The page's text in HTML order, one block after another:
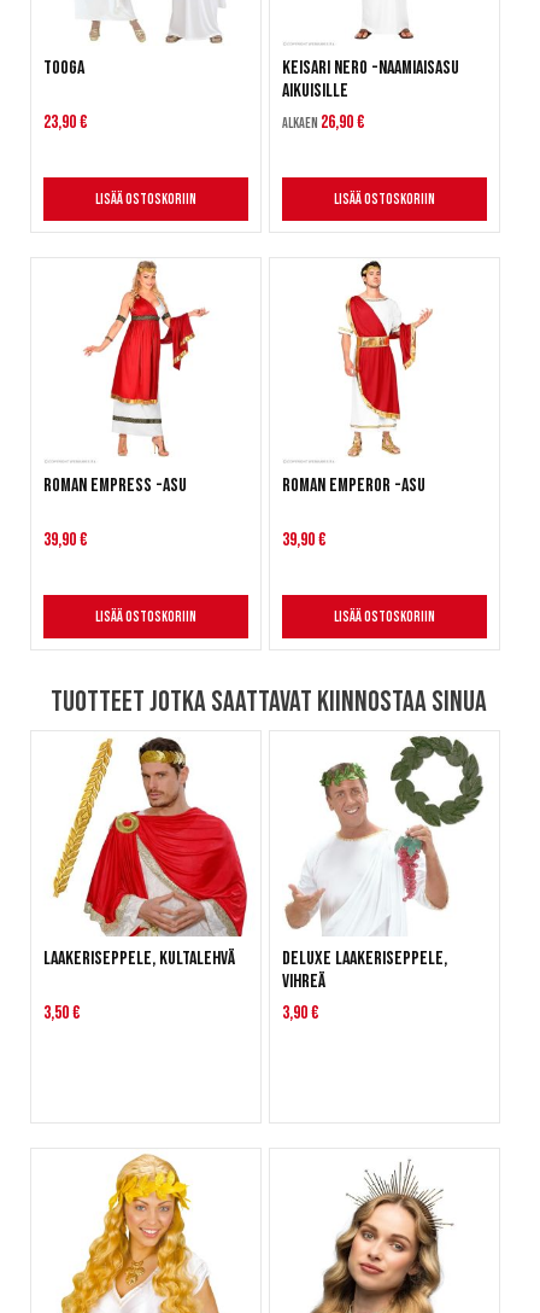
Tooga
23,90 €
Lisää ostoskoriin
Keisari Nero -naamiaisasu
aikuisille
Alkaen 26,90 €
Lisää ostoskoriin
Roman Empress -asu
39,90 €
Lisää ostoskoriin
Roman Emperor -asu
39,90 €
Lisää ostoskoriin
Tuotteet jotka saattavat kiinnostaa sinua
Laakeriseppele, kultalehvä
3,50 €
Deluxe Laakeriseppele,
vihreä
3,90 €